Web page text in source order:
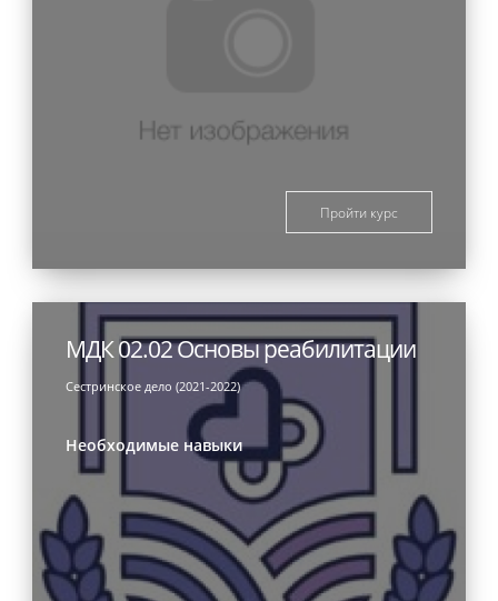
Пройти курс
МДК 02.02 Основы реабилитации
Сестринское дело (2021-2022)
Необходимые навыки